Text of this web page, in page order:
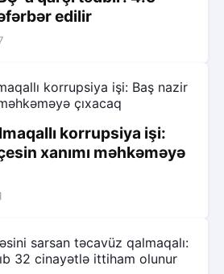
edilir
korrupsiya işi:
xanımı məhkəməyə